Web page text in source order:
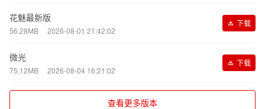
花魅最新版
56.28MB 2026-08-01 21:42:02
下载
微光
75.12MB 2026-08-04 16:21:02
下载
查看更多版本